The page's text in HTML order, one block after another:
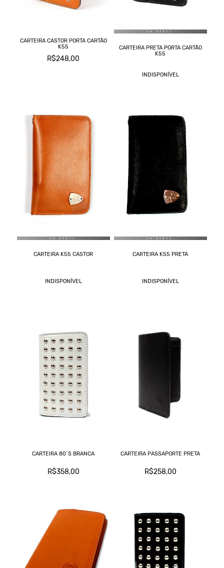
CARTEIRA CASTOR PORTA CARTÃO
K55
R$248,00
CARTEIRA PRETA PORTA CARTÃO
K55
INDISPONÍVEL
CARTEIRA K55 CASTOR
INDISPONÍVEL
CARTEIRA K55 PRETA
INDISPONÍVEL
CARTEIRA 80´S BRANCA
R$358,00
CARTEIRA PASSAPORTE PRETA
R$258,00